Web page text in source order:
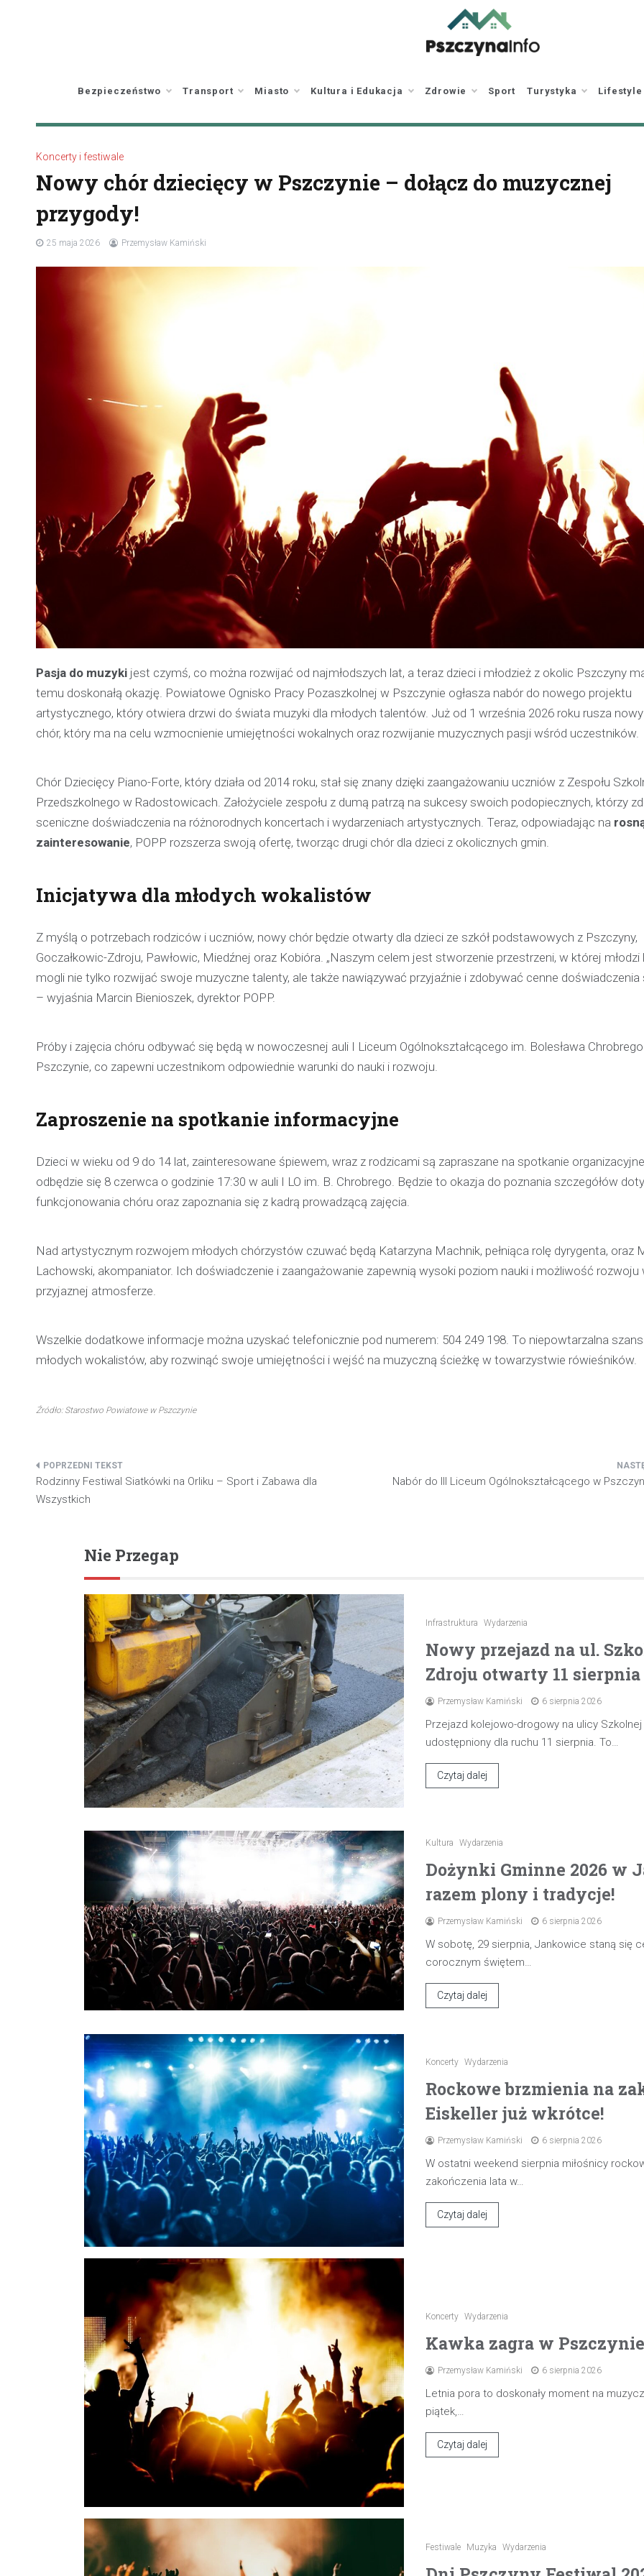
Bezpieczeństwo Transport Miasto Kultura i Edukacja Zdrowie Sport Turystyka Lifestyle
Koncerty i festiwale
Nowy chór dziecięcy w Pszczynie – dołącz do muzycznej
przygody!
25 maja 2026 Przemysław Kamiński
Pasja do muzyki jest czymś, co można rozwijać od najmłodszych lat, a teraz dzieci i młodzież z okolic Pszczyny
temu doskonałą okazję. Powiatowe Ognisko Pracy Pozaszkolnej w Pszczynie ogłasza nabór do nowego projektu
artystycznego, który otwiera drzwi do świata muzyki dla młodych talentów. Już od 1 września 2026 roku rusza
chór, który ma na celu wzmocnienie umiejętności wokalnych oraz rozwijanie muzycznych pasji wśród uczestników.
Chór Dziecięcy Piano-Forte, który działa od 2014 roku, stał się znany dzięki zaangażowaniu uczniów z Zespołu
Przedszkolnego w Radostowicach. Założyciele zespołu z dumą patrzą na sukcesy swoich podopiecznych, którzy
sceniczne doświadczenia na różnorodnych koncertach i wydarzeniach artystycznych. Teraz, odpowiadając na
zainteresowanie, POPP rozszerza swoją ofertę, tworząc drugi chór dla dzieci z okolicznych gmin.
Inicjatywa dla młodych wokalistów
Z myślą o potrzebach rodziców i uczniów, nowy chór będzie otwarty dla dzieci ze szkół podstawowych z Pszczyny,
Goczałkowic-Zdroju, Pawłowic, Miedźnej oraz Kobióra. „Naszym celem jest stworzenie przestrzeni, w której młodzi
mogli nie tylko rozwijać swoje muzyczne talenty, ale także nawiązywać przyjaźnie i zdobywać cenne doświadczenia
– wyjaśnia Marcin Bienioszek, dyrektor POPP.
Próby i zajęcia chóru odbywać się będą w nowoczesnej auli I Liceum Ogólnokształcącego im. Bolesława
Pszczynie, co zapewni uczestnikom odpowiednie warunki do nauki i rozwoju.
Zaproszenie na spotkanie informacyjne
Dzieci w wieku od 9 do 14 lat, zainteresowane śpiewem, wraz z rodzicami są zapraszane na spotkanie
odbędzie się 8 czerwca o godzinie 17:30 w auli I LO im. B. Chrobrego. Będzie to okazja do poznania szczegółów
funkcjonowania chóru oraz zapoznania się z kadrą prowadzącą zajęcia.
Nad artystycznym rozwojem młodych chórzystów czuwać będą Katarzyna Machnik, pełniąca rolę dyrygenta, oraz
Lachowski, akompaniator. Ich doświadczenie i zaangażowanie zapewnią wysoki poziom nauki i możliwość rozwoju
przyjaznej atmosferze.
Wszelkie dodatkowe informacje można uzyskać telefonicznie pod numerem: 504 249 198. To niepowtarzalna
młodych wokalistów, aby rozwinąć swoje umiejętności i wejść na muzyczną ścieżkę w towarzystwie rówieśników.
Źródło: Starostwo Powiatowe w Pszczynie
Nawigacja
wpisu
Rodzinny Festiwal Siatkówki na Orliku – Sport i Zabawa dla
Wszystkich
Nabór do III Liceum Ogólnokształcącego w
Kronika policyjna
Policjant poza służbą
pijanego kierowcę
w kierunku Woli, funkcjonariusz
Nie Przegap
Infrastruktura Wydarzenia
Nowy przejazd na ul.
Zdroju otwarty 11 sierpnia
Przemysław Kamiński 6 sierpnia 2026
Przejazd kolejowo-drogowy na ulicy
udostępniony dla ruchu 11 sierpnia. To…
Czytaj dalej
Kultura Wydarzenia
Dożynki Gminne 2026 w
razem plony i tradycje!
Przemysław Kamiński 6 sierpnia 2026
W sobotę, 29 sierpnia, Jankowice staną się
corocznym świętem…
Czytaj dalej
Koncerty Wydarzenia
Rockowe brzmienia na
Eiskeller już wkrótce!
Przemysław Kamiński 6 sierpnia 2026
W ostatni weekend sierpnia miłośnicy
zakończenia lata w…
Czytaj dalej
Koncerty Wydarzenia
Kawka zagra w
Przemysław Kamiński 6 sierpnia 2026
Letnia pora to doskonały moment na
piątek,…
Czytaj dalej
Festiwale Muzyka Wydarzenia